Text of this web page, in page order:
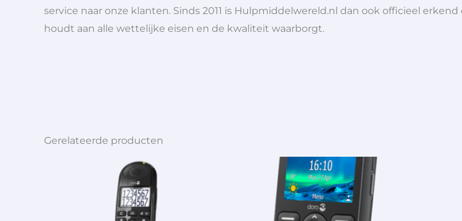
service naar onze klanten. Sinds 2011 is Hulpmiddelwereld.nl dan ook officieel
houdt aan alle wettelijke eisen en de kwaliteit waarborgt.
Gerelateerde producten